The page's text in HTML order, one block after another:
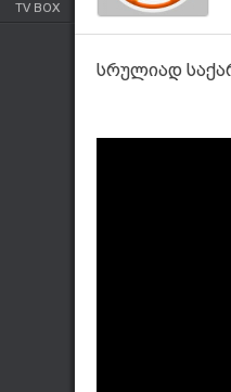
TV BOX
სრულიად